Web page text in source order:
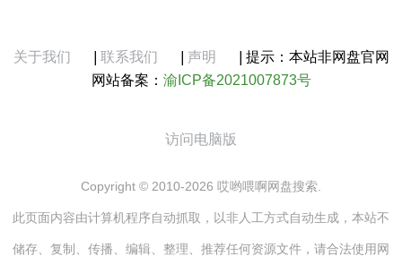
关于我们 联系我们 声明
提示：本站非网盘官网
网站备案： 渝ICP备2021007873号
访问电脑版
Copyright © 2010-2026 哎哟喂啊网盘搜索.
此页面内容由计算机程序自动抓取，以非人工方式自动生成，本站不
储存、复制、传播、编辑、整理、推荐任何资源文件，请合法使用网